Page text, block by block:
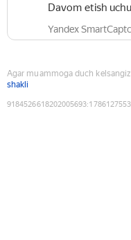
Davom etish
Yandex
Agar muammoga duch
shakli
9184526618202005693:1786127553